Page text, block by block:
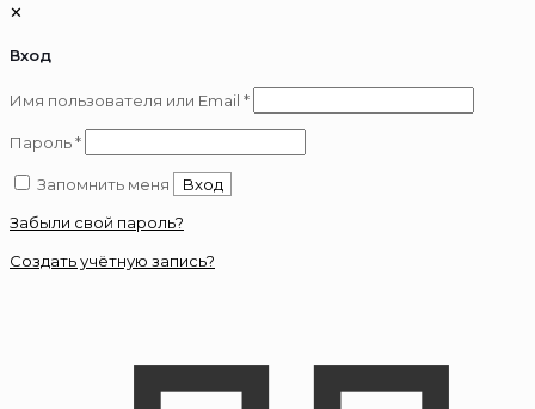
✕
Вход
Имя пользователя или Email *Обязательно
Пароль*Обязательно
Запомнить меня
Вход
Забыли свой пароль?
Создать учётную запись?